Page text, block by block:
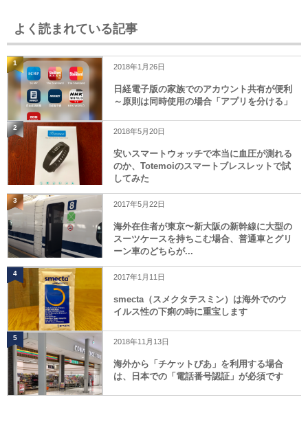
よく読まれている記事
1 2018年1月26日
日経電子版の家族でのアカウント共有が便利
～原則は同時使用の場合「アプリを分ける」
2 2018年5月20日
安いスマートウォッチで本当に血圧が測れる
のか、Totemoiのスマートブレスレットで試
してみた
3 2017年5月22日
海外在住者が東京〜新大阪の新幹線に大型の
スーツケースを持ちこむ場合、普通車とグリ
ーン車のどちらが...
4 2017年1月11日
smecta（スメクタテスミン）は海外でのウ
イルス性の下痢の時に重宝します
5 2018年11月13日
海外から「チケットぴあ」を利用する場合
は、日本での「電話番号認証」が必須です